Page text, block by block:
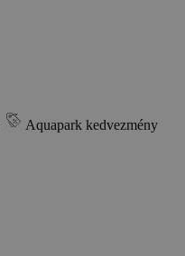
Aquapark kedvezmény